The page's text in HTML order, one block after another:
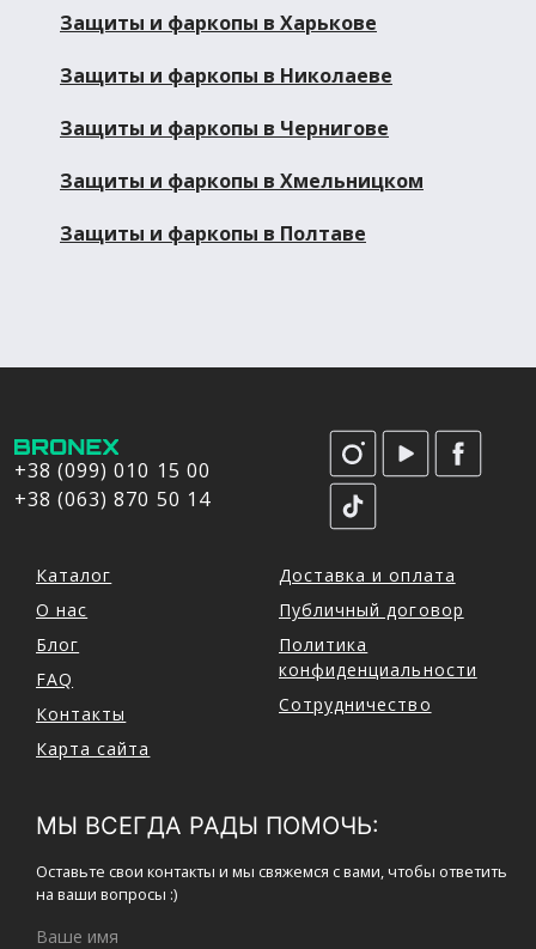
Защиты и фаркопы в Харькове
Защиты и фаркопы в Николаеве
Защиты и фаркопы в Чернигове
Защиты и фаркопы в Хмельницком
Защиты и фаркопы в Полтаве
+38 (099) 010 15 00
+38 (063) 870 50 14
Каталог
О нас
Блог
FAQ
Контакты
Карта сайта
Доставка и оплата
Публичный договор
Политика
конфиденциальности
Сотрудничество
МЫ ВСЕГДА РАДЫ ПОМОЧЬ:
Оставьте свои контакты и мы свяжемся с вами, чтобы ответить
на ваши вопросы :)
Ваше имя